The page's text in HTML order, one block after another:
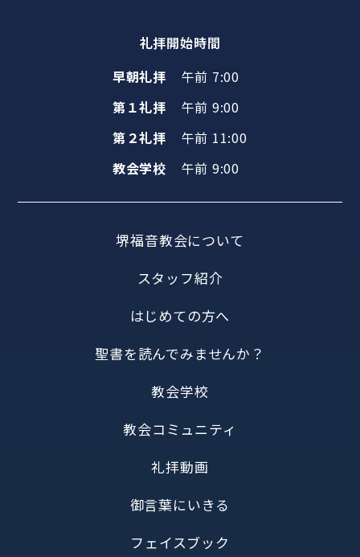
礼拝開始時間
早朝礼拝
午前 7:00
第１礼拝
午前 9:00
第２礼拝
午前 11:00
教会学校
午前 9:00
堺福音教会について
スタッフ紹介
はじめての方へ
聖書を読んでみませんか？
教会学校
教会コミュニティ
礼拝動画
御言葉にいきる
フェイスブック